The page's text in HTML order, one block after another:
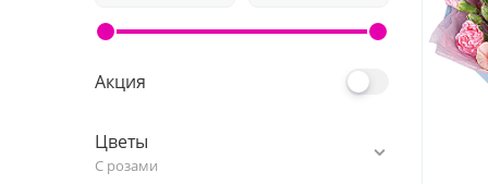
Акция
Цветы
С розами